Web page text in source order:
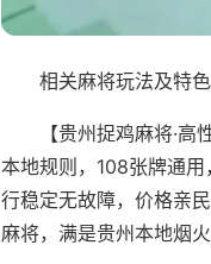
相关麻将玩法及特
【贵州捉鸡麻将·
本地规则，108张牌通
行稳定无故障，价格亲
麻将，满是贵州本地烟